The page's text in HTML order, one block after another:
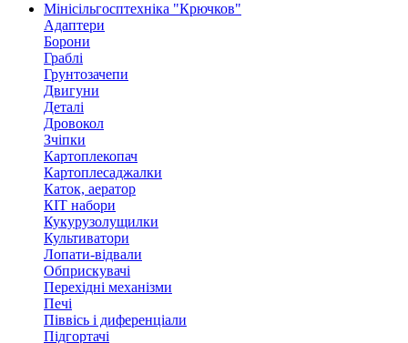
Мінісільгосптехніка "Крючков"
Адаптери
Борони
Граблі
Грунтозачепи
Двигуни
Деталі
Дровокол
Зчіпки
Картоплекопач
Картоплесаджалки
Каток, аератор
КІТ набори
Кукурузолущилки
Культиватори
Лопати-відвали
Обприскувачі
Перехідні механізми
Печі
Піввісь і диференціали
Підгортачі